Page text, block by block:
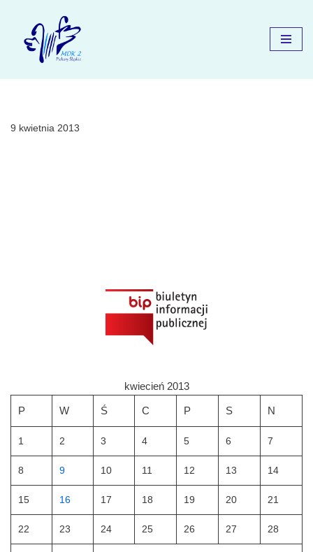
Przejdź
9 kwietnia 2013
kwiecień 2013
P W Ś C P S N
1 2 3 4 5 6 7
8 9 10 11 12 13 14
15 16 17 18 19 20 21
22 23 24 25 26 27 28